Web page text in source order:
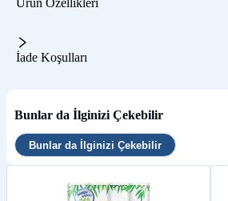
İade Koşulları
Bunlar da İlginizi Çekebilir
Bunlar da İlginizi Çekebilir